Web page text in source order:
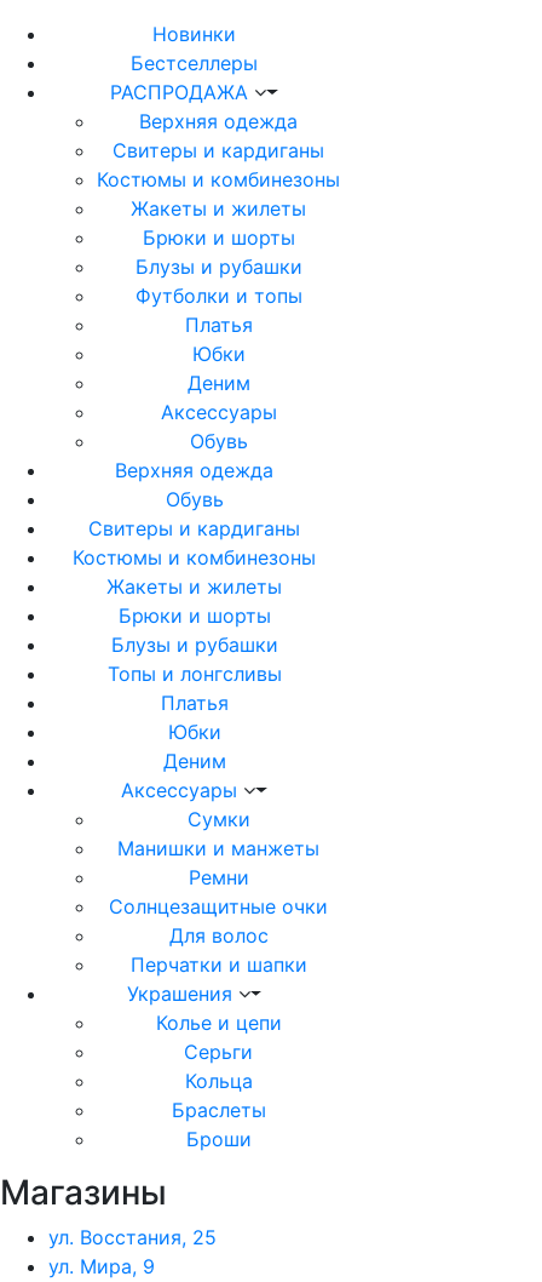
Новинки
Бестселлеры
РАСПРОДАЖА
Верхняя одежда
Свитеры и кардиганы
Костюмы и комбинезоны
Жакеты и жилеты
Брюки и шорты
Блузы и рубашки
Футболки и топы
Платья
Юбки
Деним
Аксессуары
Обувь
Верхняя одежда
Обувь
Свитеры и кардиганы
Костюмы и комбинезоны
Жакеты и жилеты
Брюки и шорты
Блузы и рубашки
Топы и лонгсливы
Платья
Юбки
Деним
Аксессуары
Сумки
Манишки и манжеты
Ремни
Солнцезащитные очки
Для волос
Перчатки и шапки
Украшения
Колье и цепи
Серьги
Кольца
Браслеты
Броши
Магазины
ул. Восстания, 25
ул. Мира, 9